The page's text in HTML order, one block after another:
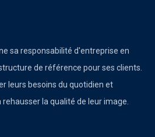
sa responsabilité d'entreprise en
de référence pour ses clients.
leurs besoins du quotidien et
la qualité de leur image.